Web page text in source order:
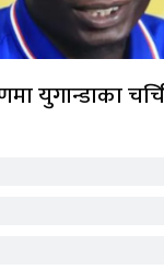
युगान्डाका